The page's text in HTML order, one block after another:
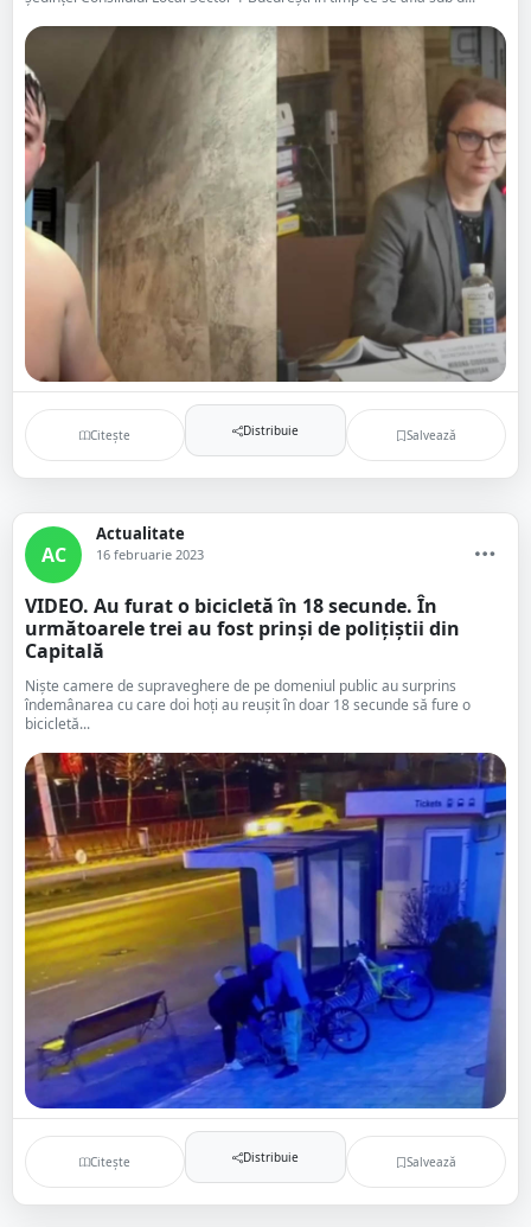
Citește Distribuie Salvează
AC
Actualitate
16 februarie 2023
VIDEO. Au furat o bicicletă în 18 secunde. În
următoarele trei au fost prinși de polițiștii din
Capitală
Niște camere de supraveghere de pe domeniul public au surprins
îndemânarea cu care doi hoți au reușit în doar 18 secunde să fure o
bicicletă...
Citește Distribuie Salvează